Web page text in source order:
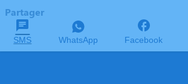
Partager
SMS WhatsApp Facebook